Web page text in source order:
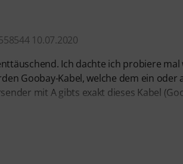
10.07.2020
Ich dachte ich probiere
Goobay-Kabel, welche dem ein
mit A gibts exakt dieses Kabel